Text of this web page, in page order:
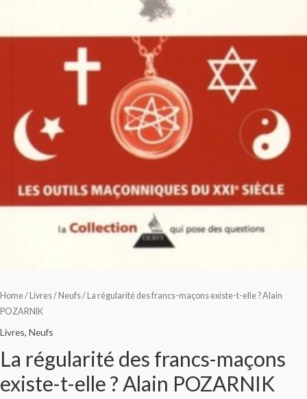
Home/ Livres/ Neufs/ La régularité des francs-maçons existe-t-elle ? Alain
POZARNIK
Livres, Neufs
La régularité des francs-maçons
existe-t-elle ? Alain POZARNIK